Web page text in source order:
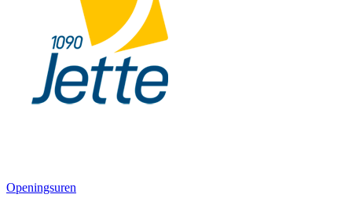
Openingsuren